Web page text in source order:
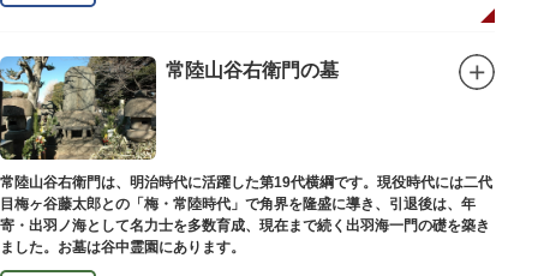
常陸山谷右衛門の墓
常陸山谷右衛門は、明治時代に活躍した第19代横綱です。現役時代には二代
目梅ヶ谷藤太郎との「梅・常陸時代」で角界を隆盛に導き、引退後は、年
寄・出羽ノ海として名力士を多数育成、現在まで続く出羽海一門の礎を築き
ました。お墓は谷中霊園にあります。